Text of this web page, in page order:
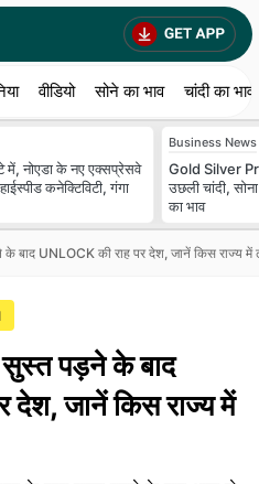
वीडियो सोने का भाव चांदी का भाव
में, नोएडा के नए एक्सप्रेसवे
कनेक्टिविटी, गंगा
Business News
Gold Silver
उछली चांदी,
का भाव
बाद UNLOCK की राह पर देश, जानें किस राज्य में
सुस्त पड़ने के बाद
देश, जानें किस राज्य में